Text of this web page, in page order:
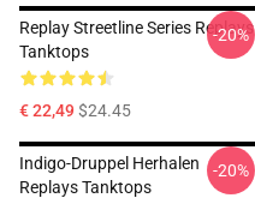
Replay Streetline Series Replays
Tanktops
€ 22,49$24.45
-20%
Indigo-Druppel Herhalen
Replays Tanktops
-20%